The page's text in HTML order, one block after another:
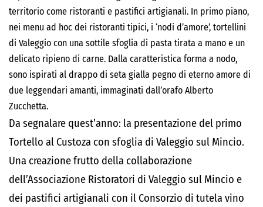
territorio come ristoranti e pastifici artigianali. In primo piano,
nei menu ad hoc dei ristoranti tipici, i ‘nodi d’amore’, tortellini
di Valeggio con una sottile sfoglia di pasta tirata a mano e un
delicato ripieno di carne. Dalla caratteristica forma a nodo,
sono ispirati al drappo di seta gialla pegno di eterno amore di
due leggendari amanti, immaginati dall’orafo Alberto
Zucchetta.
Da segnalare quest’anno: la presentazione del primo
Tortello al Custoza con sfoglia di Valeggio sul Mincio.
Una creazione frutto della collaborazione
dell’Associazione Ristoratori di Valeggio sul Mincio e
dei pastifici artigianali con il Consorzio di tutela vino